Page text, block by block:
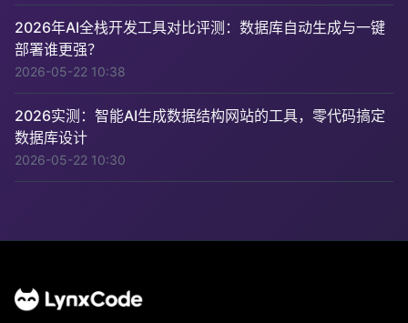
2026年AI全栈开发工具对比评测：数据库自动生成与一键
部署谁更强？
2026-05-22 10:38
2026实测：智能AI生成数据结构网站的工具，零代码搞定
数据库设计
2026-05-22 10:30